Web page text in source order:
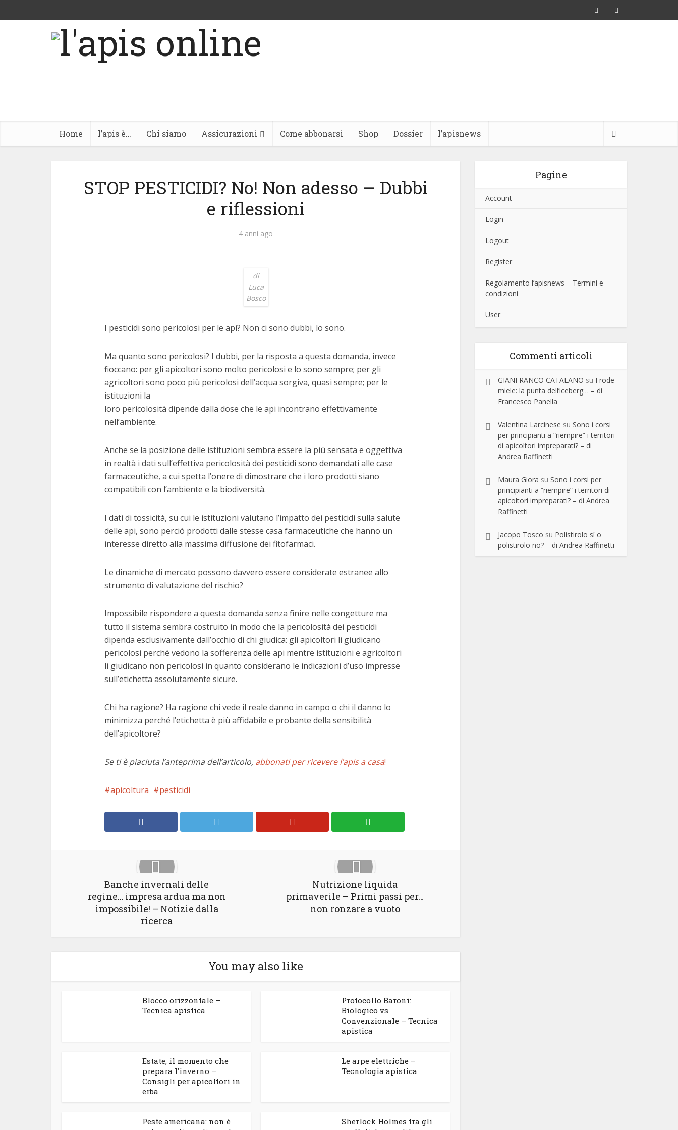
Home l’apis è… Chi siamo Assicurazioni Come abbonarsi Shop Dossier l’apisnews
STOP PESTICIDI? No! Non adesso – Dubbi
e riflessioni
4 anni ago
di
Luca
Bosco
I pesticidi sono pericolosi per le api? Non ci sono dubbi, lo sono.
Ma quanto sono pericolosi? I dubbi, per la risposta a questa domanda, invece
fioccano: per gli apicoltori sono molto pericolosi e lo sono sempre; per gli
agricoltori sono poco più pericolosi dell’acqua sorgiva, quasi sempre; per le
istituzioni la
loro pericolosità dipende dalla dose che le api incontrano effettivamente
nell’ambiente.
Anche se la posizione delle istituzioni sembra essere la più sensata e oggettiva
in realtà i dati sull’effettiva pericolosità dei pesticidi sono demandati alle case
farmaceutiche, a cui spetta l’onere di dimostrare che i loro prodotti siano
compatibili con l’ambiente e la biodiversità.
I dati di tossicità, su cui le istituzioni valutano l’impatto dei pesticidi sulla salute
delle api, sono perciò prodotti dalle stesse casa farmaceutiche che hanno un
interesse diretto alla massima diffusione dei fitofarmaci.
Le dinamiche di mercato possono davvero essere considerate estranee allo
strumento di valutazione del rischio?
Impossibile rispondere a questa domanda senza finire nelle congetture ma
tutto il sistema sembra costruito in modo che la pericolosità dei pesticidi
dipenda esclusivamente dall’occhio di chi giudica: gli apicoltori li giudicano
pericolosi perché vedono la sofferenza delle api mentre istituzioni e agricoltori
li giudicano non pericolosi in quanto considerano le indicazioni d’uso impresse
sull’etichetta assolutamente sicure.
Chi ha ragione? Ha ragione chi vede il reale danno in campo o chi il danno lo
minimizza perché l’etichetta è più affidabile e probante della sensibilità
dell’apicoltore?
Se ti è piaciuta l’anteprima dell’articolo, abbonati per ricevere l’apis a casa!
apicoltura pesticidi
Banche invernali delle
regine… impresa ardua ma non
impossibile! – Notizie dalla
ricerca
Nutrizione liquida
primaverile – Primi passi per…
non ronzare a vuoto
You may also like
Blocco orizzontale –
Tecnica apistica
Protocollo Baroni:
Biologico vs
Convenzionale – Tecnica
apistica
Estate, il momento che
prepara l’inverno –
Consigli per apicoltori in
erba
Le arpe elettriche –
Tecnologia apistica
Peste americana: non è
Sherlock Holmes tra gli
Pagine
Account
Login
Logout
Register
Regolamento l’apisnews – Termini e
condizioni
User
Commenti articoli
GIANFRANCO CATALANO su Frode
miele: la punta dell’iceberg… – di
Francesco Panella
Valentina Larcinese su Sono i corsi
per principianti a “riempire” i territori
di apicoltori impreparati? – di
Andrea Raffinetti
Maura Giora su Sono i corsi per
principianti a “riempire” i territori di
apicoltori impreparati? – di Andrea
Raffinetti
Jacopo Tosco su Polistirolo sì o
polistirolo no? – di Andrea Raffinetti